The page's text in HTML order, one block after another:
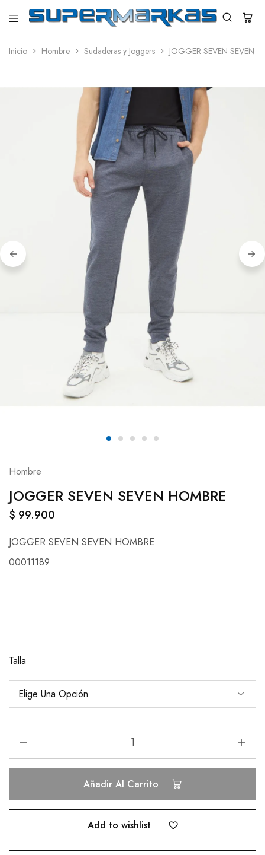
SuperMarkas
Ropa
con
Inicio Hombre Sudaderas y Joggers JOGGER SEVEN SEVEN
Hombre
JOGGER SEVEN SEVEN HOMBRE
$ 99.900
JOGGER SEVEN SEVEN HOMBRE
00011189
Talla
Añadir Al Carrito
Add to wishlist